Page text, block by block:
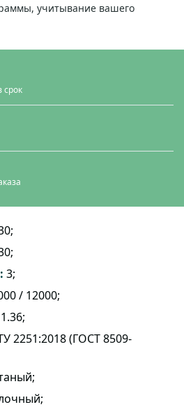
учитывание вашего
срок
3;
/ 12000;
1.36;
2251:2018 (ГОСТ 8509-